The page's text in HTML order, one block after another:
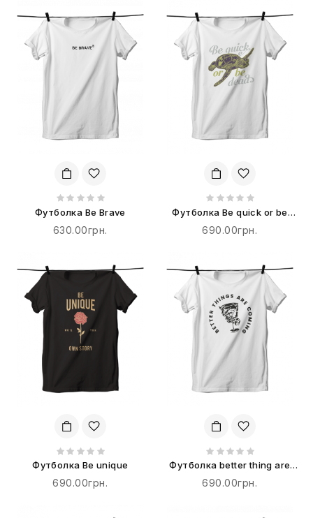
Футболка Be Brave
630.00грн.
Футболка Be quick or be
dead
690.00грн.
Футболка Be unique
690.00грн.
Футболка better thing are
coming
690.00грн.